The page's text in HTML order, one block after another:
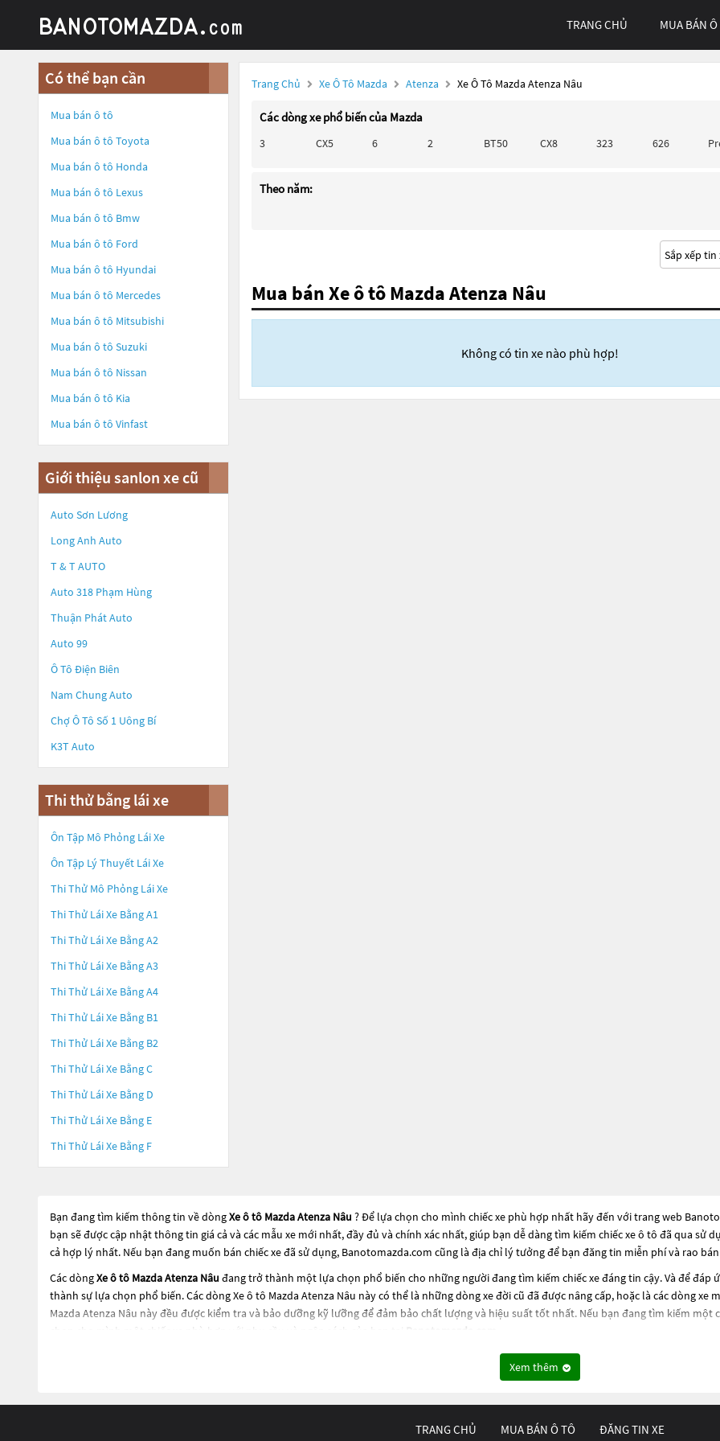
TRANG CHỦ MUA BÁN
Có thể bạn cần
Mua bán ô tô
Mua bán ô tô Toyota
Mua bán ô tô Honda
Mua bán ô tô Lexus
Mua bán ô tô Bmw
Mua bán ô tô Ford
Mua bán ô tô Hyundai
Mua bán ô tô Mercedes
Mua bán ô tô Mitsubishi
Mua bán ô tô Suzuki
Mua bán ô tô Nissan
Mua bán ô tô Kia
Mua bán ô tô Vinfast
Giới thiệu sanlon xe cũ
Auto Sơn Lương
Long Anh Auto
T & T AUTO
Auto 318 Phạm Hùng
Thuận Phát Auto
Auto 99
Ô Tô Điện Biên
Nam Chung Auto
Chợ Ô Tô Số 1 Uông Bí
K3T Auto
Thi thử bằng lái xe
Ôn Tập Mô Phỏng Lái Xe
Ôn Tập Lý Thuyết Lái Xe
Thi Thử Mô Phỏng Lái Xe
Thi Thử Lái Xe Bằng A1
Thi Thử Lái Xe Bằng A2
Thi Thử Lái Xe Bằng A3
Thi Thử Lái Xe Bằng A4
Thi Thử Lái Xe Bằng B1
Thi Thử Lái Xe Bằng B2
Thi Thử Lái Xe Bằng C
Thi Thử Lái Xe Bằng D
Thi Thử Lái Xe Bằng E
Thi Thử Lái Xe Bằng F
Trang Chủ Xe Ô Tô Mazda Atenza Xe Ô Tô Mazda Atenza Nâu
Các dòng xe phổ biến của Mazda
3 CX5 6 2 BT50 CX8 323 626
Theo năm:
Mua bán Xe ô tô Mazda Atenza Nâu
Không có tin xe nào phù hợp!
Bạn đang tìm kiếm thông tin về dòngXe ô tô Mazda Atenza Nâu ? Để lựa chọn cho mình chiếc xe phù hợp nhất hãy đến với trang web
bạn sẽ được cập nhật thông tin giá cả và các mẫu xe mới nhất, đầy đủ và chính xác nhất, giúp bạn dễ dàng tìm kiếm chiếc xe ô tô đã qua sử
cả hợp lý nhất. Nếu bạn đang muốn bán chiếc xe đã sử dụng, Banotomazda.com cũng là địa chỉ lý tưởng để bạn đăng tin miễn phí và rao
Các dòngXe ô tô Mazda Atenza Nâu đang trở thành một lựa chọn phổ biến cho những người đang tìm kiếm chiếc xe đáng tin cậy. Và để đáp
thành sự lựa chọn phổ biến. Các dòngXe ô tô Mazda Atenza Nâu này có thể là những dòng xe đời cũ đã được nâng cấp, hoặc là các dòng xe
Mazda Atenza Nâu này đều được kiểm tra và bảo dưỡng kỹ lưỡng để đảm bảo chất lượng và hiệu suất tốt nhất. Nếu bạn đang tìm kiếm một
chọn cho mình một chiếc xe phù hợp với nhu cầu và ngân sách của bạn tại
Banotomazda.com
Xem thêm
TRANG CHỦ MUA BÁN Ô TÔ ĐĂNG TIN XE